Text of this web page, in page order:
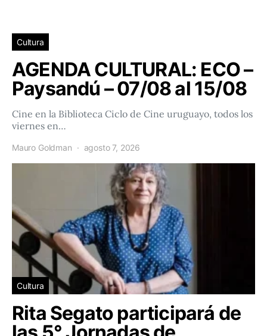
Cultura
AGENDA CULTURAL: ECO –
Paysandú – 07/08 al 15/08
Cine en la Biblioteca Ciclo de Cine uruguayo, todos los
viernes en…
Mauro Goldman agosto 7, 2026
Cultura
Rita Segato participará de